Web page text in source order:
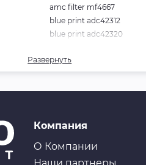
toyota 2330019205
toyota 2330019245
toyota 2330019385
toyota 2330019535
toyota 2330079185
toyota 2330079335
amc filter mf4667
blue print adc42312
blue print adc42320
blue print adt32324
blue print adt32332
champion cff100578
clean filters mbna058
Развернуть
Компания
О Компании